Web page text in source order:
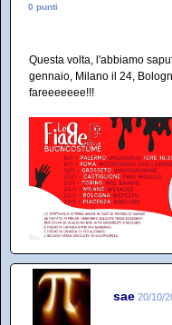
0 punti
Questa volta, l'abbiamo
gennaio, Milano il 24,
fareeeeeee!!!
sae 20/10/